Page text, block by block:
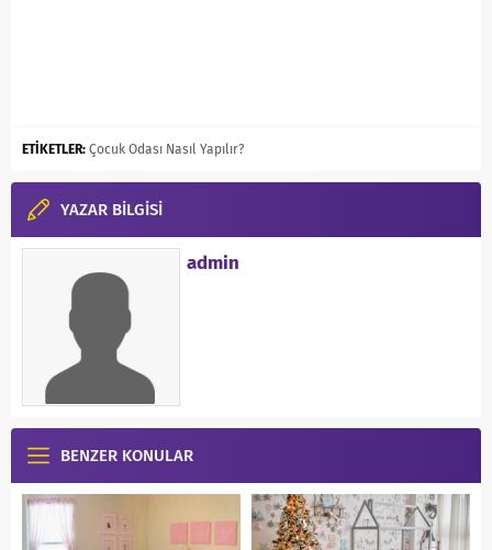
ETİKETLER: Çocuk Odası Nasıl Yapılır?
YAZAR BİLGİSİ
admin
BENZER KONULAR